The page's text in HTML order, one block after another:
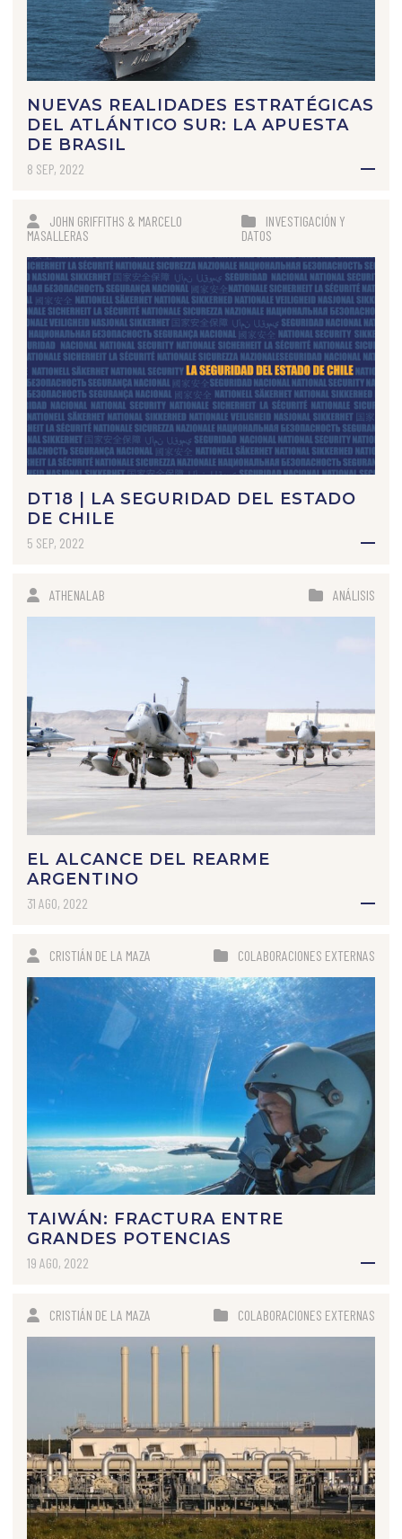
NUEVAS REALIDADES ESTRATÉGICAS
DEL ATLÁNTICO SUR: LA APUESTA
DE BRASIL
8 SEP, 2022
JOHN GRIFFITHS & MARCELO
MASALLERAS
INVESTIGACIÓN Y
DATOS
DT18 | LA SEGURIDAD DEL ESTADO
DE CHILE
5 SEP, 2022
ATHENALAB ANÁLISIS
EL ALCANCE DEL REARME
ARGENTINO
31 AGO, 2022
CRISTIÁN DE LA MAZA COLABORACIONES EXTERNAS
TAIWÁN: FRACTURA ENTRE
GRANDES POTENCIAS
19 AGO, 2022
CRISTIÁN DE LA MAZA COLABORACIONES EXTERNAS